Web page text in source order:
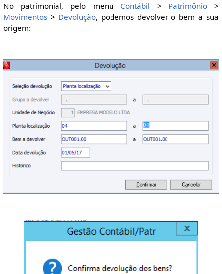
No patrimonial, pelo menu Contábil > Patrimônio>
Movimentos> Devolução, podemos devolver o bem a sua
origem: